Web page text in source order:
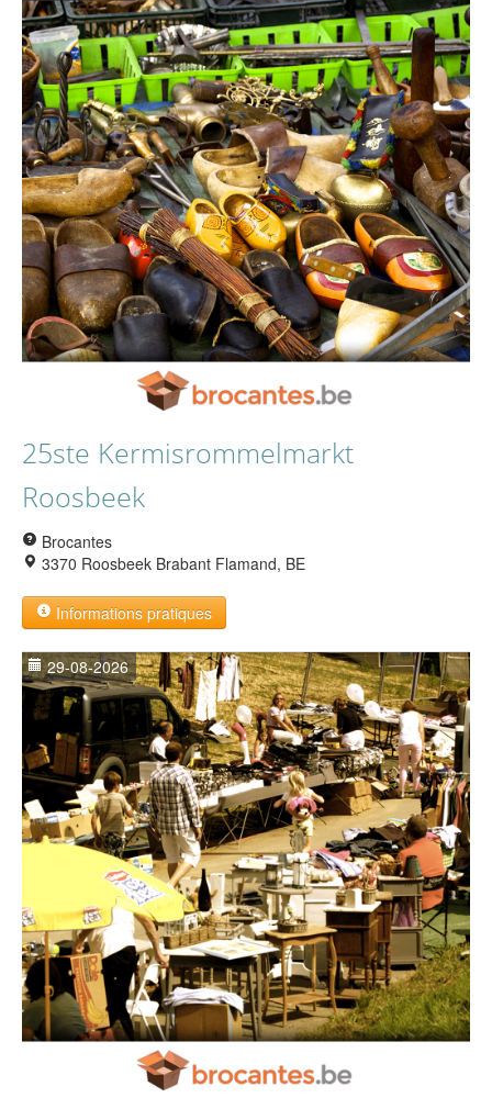
25ste Kermisrommelmarkt
Roosbeek
Brocantes
3370 Roosbeek Brabant Flamand, BE
Informations pratiques
29-08-2026